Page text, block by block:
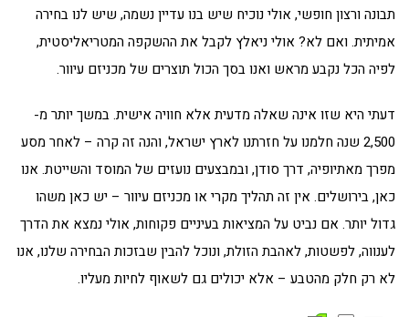
תבונה ורצון חופשי, אולי נוכיח שיש בנו עדיין נשמה, שיש לנו בחירה
אמיתית. ואם לא? אולי ניאלץ לקבל את ההשקפה המטריאליסטית,
לפיה הכל נקבע מראש ואנו בסך הכול תוצרים של מכניזם עיוור.
דעתי היא שזו אינה שאלה מדעית אלא חוויה אישית. במשך יותר מ-
2,500 שנה חלמנו על חזרתנו לארץ ישראל, והנה זה קרה – לאחר מסע
מפרך מאתיופיה, דרך סודן, ובמבצעים נועזים של המוסד והשייטת. אנו
כאן, בירושלים. אין זה תהליך מקרי או מכניזם עיוור – יש כאן משהו
גדול יותר. אם נביט על המציאות בעיניים פקוחות, אולי נמצא את הדרך
לענווה, לפשטות, לאהבת הזולת, ונוכל להבין שבזכות הבחירה שלנו, אנו
לא רק חלק מהטבע – אלא יכולים גם לשאוף לחיות מעליו.